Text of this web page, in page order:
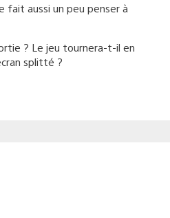
fait aussi un peu penser à
? Le jeu tournera-t-il en
splitté ?